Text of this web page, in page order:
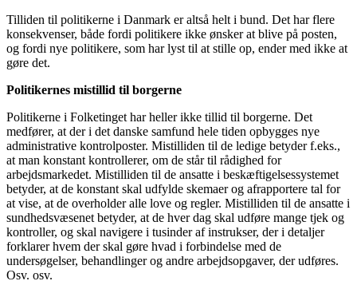
Tilliden til politikerne i Danmark er altså helt i bund. Det har flere
konsekvenser, både fordi politikere ikke ønsker at blive på posten,
og fordi nye politikere, som har lyst til at stille op, ender med ikke at
gøre det.
Politikernes mistillid til borgerne
Politikerne i Folketinget har heller ikke tillid til borgerne. Det
medfører, at der i det danske samfund hele tiden opbygges nye
administrative kontrolposter. Mistilliden til de ledige betyder f.eks.,
at man konstant kontrollerer, om de står til rådighed for
arbejdsmarkedet. Mistilliden til de ansatte i beskæftigelsessystemet
betyder, at de konstant skal udfylde skemaer og afrapportere tal for
at vise, at de overholder alle love og regler. Mistilliden til de ansatte i
sundhedsvæsenet betyder, at de hver dag skal udføre mange tjek og
kontroller, og skal navigere i tusinder af instrukser, der i detaljer
forklarer hvem der skal gøre hvad i forbindelse med de
undersøgelser, behandlinger og andre arbejdsopgaver, der udføres.
Osv. osv.